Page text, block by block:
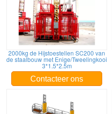
2000kg de Hijstoestellen SC200 van
de staalbouw met Enige/Tweelingkooi
3*1.5*2.5m
Contacteer ons